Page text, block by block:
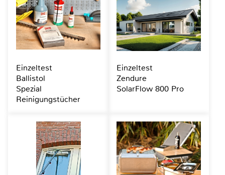
Einzeltest
Ballistol
Spezial
Reinigungstücher
Einzeltest
Zendure
SolarFlow 800 Pro